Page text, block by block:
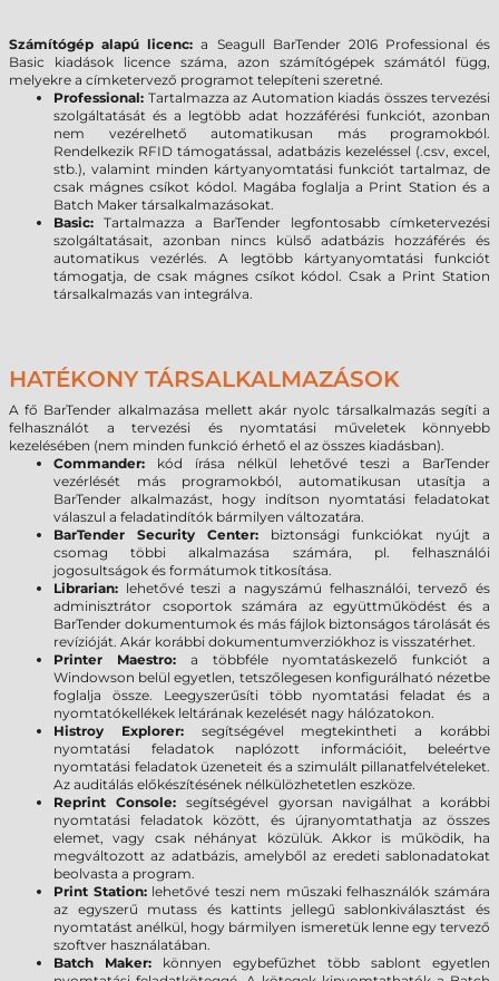
Számítógép alapú licenc:a Seagull BarTender 2016 Professional és
Basic kiadások licence száma, azon számítógépek számától függ,
melyekre a címketervező programot telepíteni szeretné.
Professional: Tartalmazza az Automation kiadás összes tervezési
szolgáltatását és a legtöbb adat hozzáférési funkciót, azonban
nem vezérelhető automatikusan más programokból.
Rendelkezik RFID támogatással, adatbázis kezeléssel (.csv, excel,
stb.), valamint minden kártyanyomtatási funkciót tartalmaz, de
csak mágnes csíkot kódol. Magába foglalja a Print Station és a
Batch Maker társalkalmazásokat.
Basic: Tartalmazza a BarTender legfontosabb címketervezési
szolgáltatásait, azonban nincs külső adatbázis hozzáférés és
automatikus vezérlés. A legtöbb kártyanyomtatási funkciót
támogatja, de csak mágnes csíkot kódol. Csak a Print Station
társalkalmazás van integrálva.
HATÉKONY TÁRSALKALMAZÁSOK
A fő BarTender alkalmazása mellett akár nyolc társalkalmazás segíti a
felhasználót a tervezési és nyomtatási műveletek könnyebb
kezelésében (nem minden funkció érhető el az összes kiadásban).
Commander: kód írása nélkül lehetővé teszi a BarTender
vezérlését más programokból, automatikusan utasítja a
BarTender alkalmazást, hogy indítson nyomtatási feladatokat
válaszul a feladatindítók bármilyen változatára.
BarTender Security Center: biztonsági funkciókat nyújt a
csomag többi alkalmazása számára, pl. felhasználói
jogosultságok és formátumok titkosítása.
Librarian: lehetővé teszi a nagyszámú felhasználói, tervező és
adminisztrátor csoportok számára az együttműködést és a
BarTender dokumentumok és más fájlok biztonságos tárolását és
revízióját. Akár korábbi dokumentumverziókhoz is visszatérhet.
Printer Maestro:a többféle nyomtatáskezelő funkciót a
Windowson belül egyetlen, tetszőlegesen konfigurálható nézetbe
foglalja össze. Leegyszerűsíti több nyomtatási feladat és a
nyomtatókellékek leltárának kezelését nagy hálózatokon.
Histroy Explorer:segítségével megtekintheti a korábbi
nyomtatási feladatok naplózott információit, beleértve
nyomtatási feladatok üzeneteit és a szimulált pillanatfelvételeket.
Az auditálás előkészítésének nélkülözhetetlen eszköze.
Reprint Console:segítségével gyorsan navigálhat a korábbi
nyomtatási feladatok között, és újranyomtathatja az összes
elemet, vagy csak néhányat közülük. Akkor is működik, ha
megváltozott az adatbázis, amelyből az eredeti sablonadatokat
beolvasta a program.
Print Station: lehetővé teszi nem műszaki felhasználók számára
az egyszerű mutass és kattints jellegű sablonkiválasztást és
nyomtatást anélkül, hogy bármilyen ismeretük lenne egy tervező
szoftver használatában.
Batch Maker: könnyen egybefűzhet több sablont egyetlen